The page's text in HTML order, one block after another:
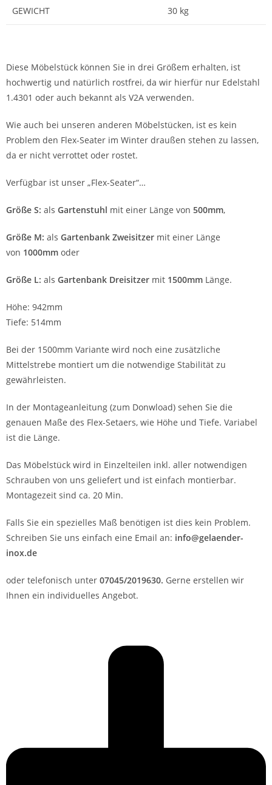
GEWICHT 30 kg
Diese Möbelstück können Sie in drei Größem erhalten, ist
hochwertig und natürlich rostfrei, da wir hierfür nur Edelstahl
1.4301 oder auch bekannt als V2A verwenden.
Wie auch bei unseren anderen Möbelstücken, ist es kein
Problem den Flex-Seater im Winter draußen stehen zu lassen,
da er nicht verrottet oder rostet.
Verfügbar ist unser „Flex-Seater“…
Größe S: als Gartenstuhl mit einer Länge von 500mm,
Größe M: als Gartenbank Zweisitzer mit einer Länge
von 1000mm oder
Größe L: als Gartenbank Dreisitzer mit 1500mm Länge.
Höhe: 942mm
Tiefe: 514mm
Bei der 1500mm Variante wird noch eine zusätzliche
Mittelstrebe montiert um die notwendige Stabilität zu
gewährleisten.
In der Montageanleitung (zum Donwload) sehen Sie die
genauen Maße des Flex-Setaers, wie Höhe und Tiefe. Variabel
ist die Länge.
Das Möbelstück wird in Einzelteilen inkl. aller notwendigen
Schrauben von uns geliefert und ist einfach montierbar.
Montagezeit sind ca. 20 Min.
Falls Sie ein spezielles Maß benötigen ist dies kein Problem.
Schreiben Sie uns einfach eine Email an: info@gelaender-
inox.de
oder telefonisch unter 07045/2019630. Gerne erstellen wir
Ihnen ein individuelles Angebot.